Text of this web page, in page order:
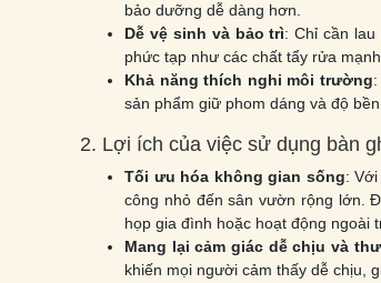
bảo dưỡng dễ dàng hơn.
Dễ vệ sinh và bảo trì: Chỉ cần
phức tạp như các chất tẩy rửa
Khả năng thích nghi môi trường
sản phẩm giữ phom dáng và độ
2. Lợi ích của việc sử dụng bàn
Tối ưu hóa không gian sống:
công nhỏ đến sân vườn rộng lớn.
họp gia đình hoặc hoạt động ngoài
Mang lại cảm giác dễ chịu và
khiến mọi người cảm thấy dễ chịu,